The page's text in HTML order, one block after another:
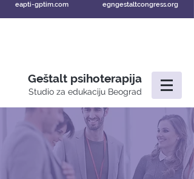
eapti-gptim.com egngestaltcongress.org
Geštalt psihoterapija
Studio za edukaciju Beograd